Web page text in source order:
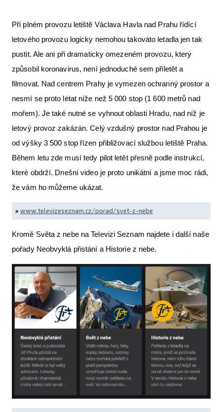
Při plném provozu letiště Václava Havla nad Prahu řídící
letového provozu logicky nemohou takováto letadla jen tak
pustit. Ale ani při dramaticky omezeném provozu, který
způsobil koronavirus, není jednoduché sem přiletět a
filmovat. Nad centrem Prahy je vymezen ochranný prostor a
nesmí se proto létat níže než 5 000 stop (1 600 metrů nad
mořem). Je také nutné se vyhnout oblasti Hradu, nad níž je
letový provoz zakázán. Celý vzdušný prostor nad Prahou je
od výšky 3 500 stop řízen přibližovací službou letiště Praha.
Během letu zde musí tedy pilot letět přesně podle instrukcí,
které obdrží. Dnešní video je proto unikátní a jsme moc rádi,
že vám ho můžeme ukázat.
» www.televizeseznam.cz/porad/svet-z-nebe
Kromě Světa z nebe na Televizi Seznam najdete i další naše
pořady Neobvyklá přistání a Historie z nebe.